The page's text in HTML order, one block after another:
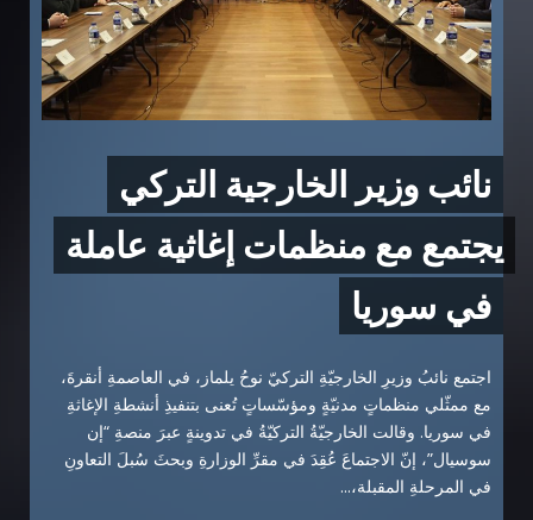
نائب وزير الخارجية التركي
يجتمع مع منظمات إغاثية عاملة
في سوريا
اجتمع نائبُ وزيرِ الخارجيّةِ التركيّ نوحُ يلماز، في العاصمةِ أنقرةَ،
مع ممثّلي منظماتٍ مدنيّةٍ ومؤسّساتٍ تُعنى بتنفيذِ أنشطةِ الإغاثةِ
في سوريا. وقالت الخارجيّةُ التركيّةُ في تدوينةٍ عبرَ منصةِ “إن
سوسيال”، إنّ الاجتماعَ عُقِدَ في مقرِّ الوزارةِ وبحثَ سُبلَ التعاونِ
في المرحلةِ المقبلة،...